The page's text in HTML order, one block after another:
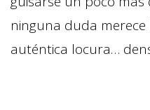
ninguna duda
auténtica locura…